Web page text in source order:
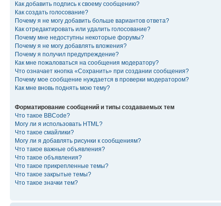
Как добавить подпись к своему сообщению?
Как создать голосование?
Почему я не могу добавить больше вариантов ответа?
Как отредактировать или удалить голосование?
Почему мне недоступны некоторые форумы?
Почему я не могу добавлять вложения?
Почему я получил предупреждение?
Как мне пожаловаться на сообщения модератору?
Что означает кнопка «Сохранить» при создании сообщения?
Почему мое сообщение нуждается в проверки модератором?
Как мне вновь поднять мою тему?
Форматирование сообщений и типы создаваемых тем
Что такое BBCode?
Могу ли я использовать HTML?
Что такое смайлики?
Могу ли я добавлять рисунки к сообщениям?
Что такое важные объявления?
Что такое объявления?
Что такое прикрепленные темы?
Что такое закрытые темы?
Что такое значки тем?